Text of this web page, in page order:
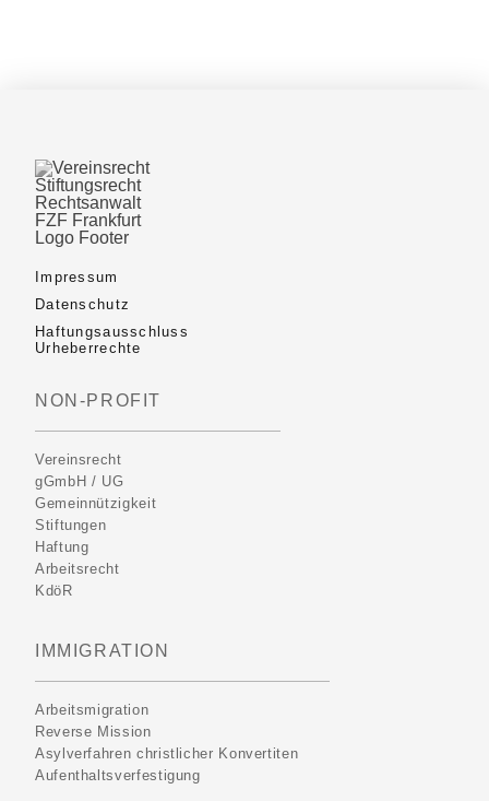
Impressum
Datenschutz
Haftungsausschluss
Urheberrechte
NON-PROFIT
Vereinsrecht
gGmbH / UG
Gemeinnützigkeit
Stiftungen
Haftung
Arbeitsrecht
KdöR
IMMIGRATION
Arbeitsmigration
Reverse Mission
Asylverfahren christlicher Konvertiten
Aufenthaltsverfestigung